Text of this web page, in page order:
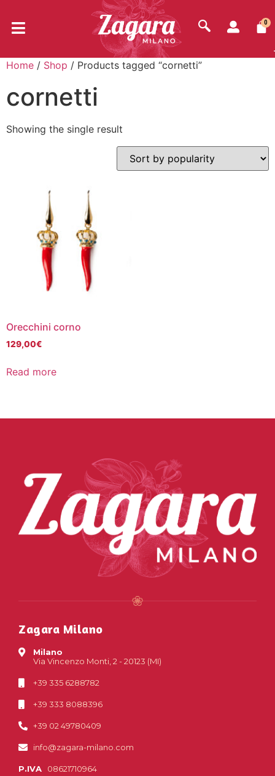
0
Home / Shop / Products tagged “cornetti”
cornetti
Showing the single result
Orecchini corno
129,00€
Read more
Zagara Milano
Milano
Via Vincenzo Monti, 2 - 20123 (MI)
+39 335 6288782
+39 333 8088396
+39 02 49780409
info@zagara-milano.com
P.IVA 08621710964